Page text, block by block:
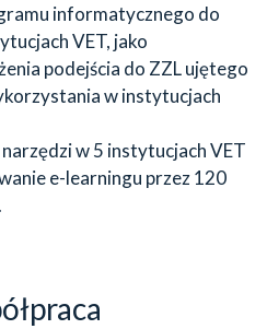
informatycznego do
VET, jako
podejścia do ZZL ujętego
w instytucjach
w 5 instytucjach VET
e-learningu przez 120